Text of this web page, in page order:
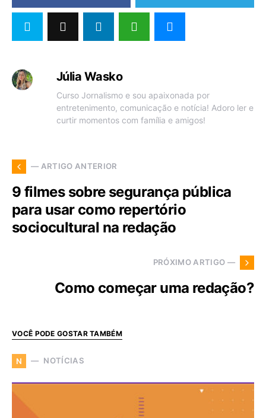
Júlia Wasko
Curso Jornalismo e sou apaixonada por
entretenimento, comunicação e notícia! Adoro ler e
curtir momentos com família e amigos!
— ARTIGO ANTERIOR
9 filmes sobre segurança pública
para usar como repertório
sociocultural na redação
PRÓXIMO ARTIGO —
Como começar uma redação?
VOCÊ PODE GOSTAR TAMBÉM
N NOTÍCIAS